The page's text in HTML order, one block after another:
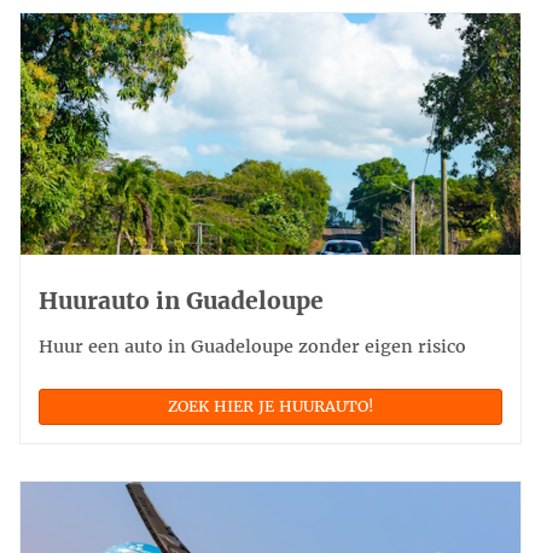
Huurauto in Guadeloupe
Huur een auto in Guadeloupe zonder eigen risico
ZOEK HIER JE HUURAUTO!